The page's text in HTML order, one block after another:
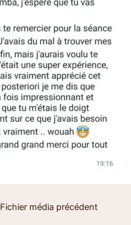
Fichier média précédent